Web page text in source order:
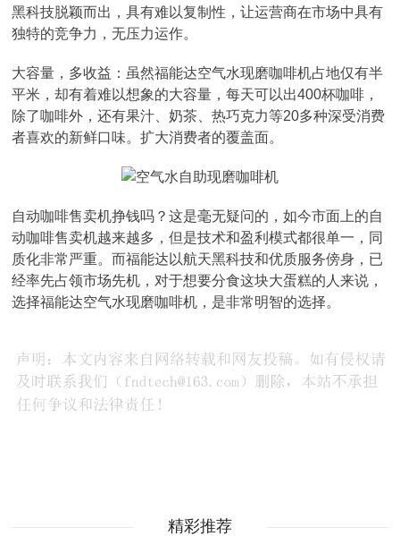
黑科技脱颖而出，具有难以复制性，让运营商在市场中具有
独特的竞争力，无压力运作。
大容量，多收益：虽然福能达空气水现磨咖啡机占地仅有半
平米，却有着难以想象的大容量，每天可以出400杯咖啡，
除了咖啡外，还有果汁、奶茶、热巧克力等20多种深受消费
者喜欢的新鲜口味。扩大消费者的覆盖面。
自动咖啡售卖机挣钱吗？这是毫无疑问的，如今市面上的自
动咖啡售卖机越来越多，但是技术和盈利模式都很单一，同
质化非常严重。而福能达以航天黑科技和优质服务傍身，已
经率先占领市场先机，对于想要分食这块大蛋糕的人来说，
选择福能达空气水现磨咖啡机，是非常明智的选择。
精彩推荐